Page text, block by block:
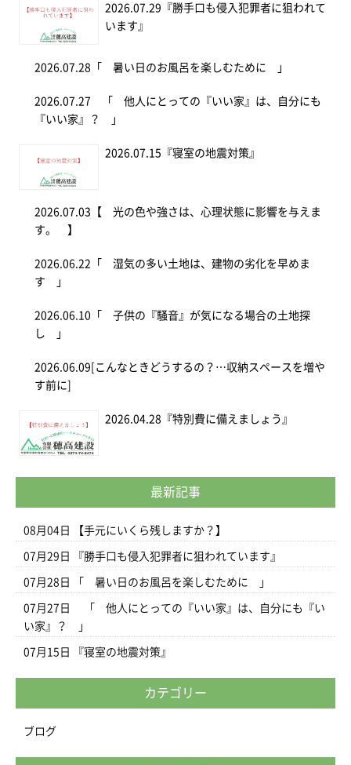
2026.07.29 『勝手口も侵入犯罪者に狙われて
います』
2026.07.28 「 暑い日のお風呂を楽しむために 」
2026.07.27 「 他人にとっての『いい家』は、自分にも
『いい家』？ 」
2026.07.15 『寝室の地震対策』
2026.07.03 【 光の色や強さは、心理状態に影響を与えま
す。 】
2026.06.22 「 湿気の多い土地は、建物の劣化を早めま
す 」
2026.06.10 「 子供の『騒音』が気になる場合の土地探
し 」
2026.06.09 [こんなときどうするの？…収納スペースを増や
す前に]
2026.04.28 『特別費に備えましょう』
最新記事
08月04日 【手元にいくら残しますか？】
07月29日 『勝手口も侵入犯罪者に狙われています』
07月28日 「 暑い日のお風呂を楽しむために 」
07月27日
「 他人にとっての『いい家』は、自分にも『い
い家』？ 」
07月15日 『寝室の地震対策』
カテゴリー
ブログ